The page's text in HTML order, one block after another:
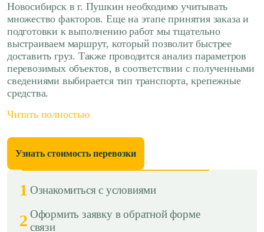
Новосибирск в г. Пушкин необходимо учитывать
множество факторов. Еще на этапе принятия заказа и
подготовки к выполнению работ мы тщательно
выстраиваем маршрут, который позволит быстрее
доставить груз. Также проводится анализ параметров
перевозимых объектов, в соответствии с полученными
сведениями выбирается тип транспорта, крепежные
средства.
Читать полностью
Узнать стоимость перевозки
1 Ознакомиться с условиями
2 Оформить заявку в обратной форме
связи